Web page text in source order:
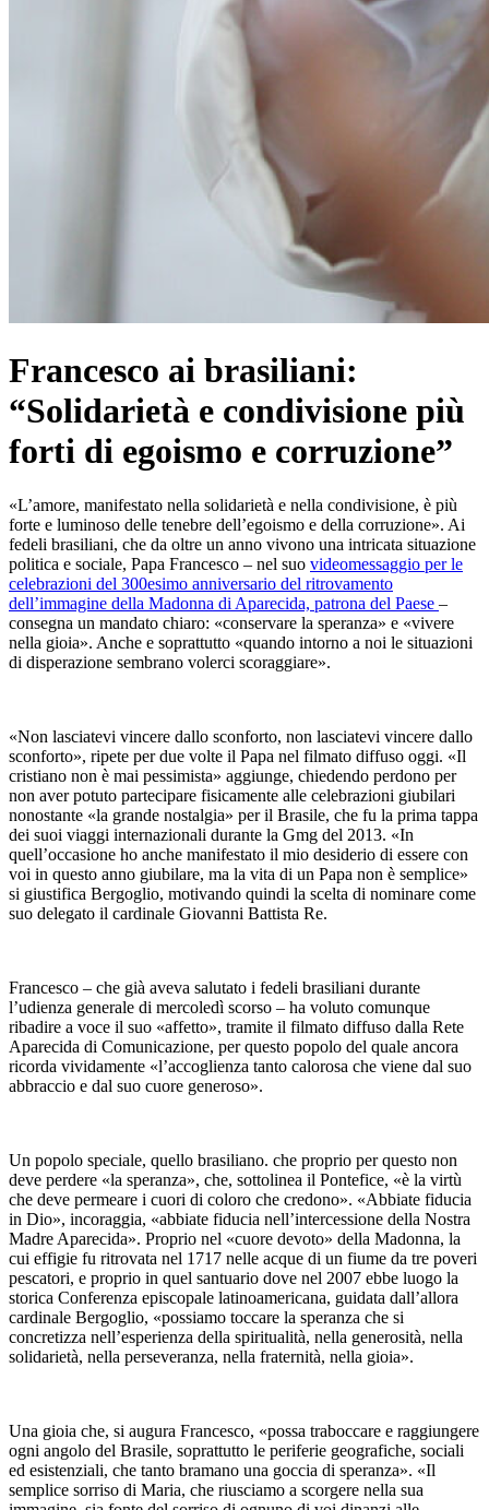
Francesco ai brasiliani:
“Solidarietà e condivisione più
forti di egoismo e corruzione”
«L’amore, manifestato nella solidarietà e nella condivisione, è più
forte e luminoso delle tenebre dell’egoismo e della corruzione». Ai
fedeli brasiliani, che da oltre un anno vivono una intricata situazione
politica e sociale, Papa Francesco – nel suo videomessaggio per le
celebrazioni del 300esimo anniversario del ritrovamento
dell’immagine della Madonna di Aparecida, patrona del Paese –
consegna un mandato chiaro: «conservare la speranza» e «vivere
nella gioia». Anche e soprattutto «quando intorno a noi le situazioni
di disperazione sembrano volerci scoraggiare».
«Non lasciatevi vincere dallo sconforto, non lasciatevi vincere dallo
sconforto», ripete per due volte il Papa nel filmato diffuso oggi. «Il
cristiano non è mai pessimista» aggiunge, chiedendo perdono per
non aver potuto partecipare fisicamente alle celebrazioni giubilari
nonostante «la grande nostalgia» per il Brasile, che fu la prima tappa
dei suoi viaggi internazionali durante la Gmg del 2013. «In
quell’occasione ho anche manifestato il mio desiderio di essere con
voi in questo anno giubilare, ma la vita di un Papa non è semplice»
si giustifica Bergoglio, motivando quindi la scelta di nominare come
suo delegato il cardinale Giovanni Battista Re.
Francesco – che già aveva salutato i fedeli brasiliani durante
l’udienza generale di mercoledì scorso – ha voluto comunque
ribadire a voce il suo «affetto», tramite il filmato diffuso dalla Rete
Aparecida di Comunicazione, per questo popolo del quale ancora
ricorda vividamente «l’accoglienza tanto calorosa che viene dal suo
abbraccio e dal suo cuore generoso».
Un popolo speciale, quello brasiliano. che proprio per questo non
deve perdere «la speranza», che, sottolinea il Pontefice, «è la virtù
che deve permeare i cuori di coloro che credono». «Abbiate fiducia
in Dio», incoraggia, «abbiate fiducia nell’intercessione della Nostra
Madre Aparecida». Proprio nel «cuore devoto» della Madonna, la
cui effigie fu ritrovata nel 1717 nelle acque di un fiume da tre poveri
pescatori, e proprio in quel santuario dove nel 2007 ebbe luogo la
storica Conferenza episcopale latinoamericana, guidata dall’allora
cardinale Bergoglio, «possiamo toccare la speranza che si
concretizza nell’esperienza della spiritualità, nella generosità, nella
solidarietà, nella perseveranza, nella fraternità, nella gioia».
Una gioia che, si augura Francesco, «possa traboccare e raggiungere
ogni angolo del Brasile, soprattutto le periferie geografiche, sociali
ed esistenziali, che tanto bramano una goccia di speranza». «Il
semplice sorriso di Maria, che riusciamo a scorgere nella sua